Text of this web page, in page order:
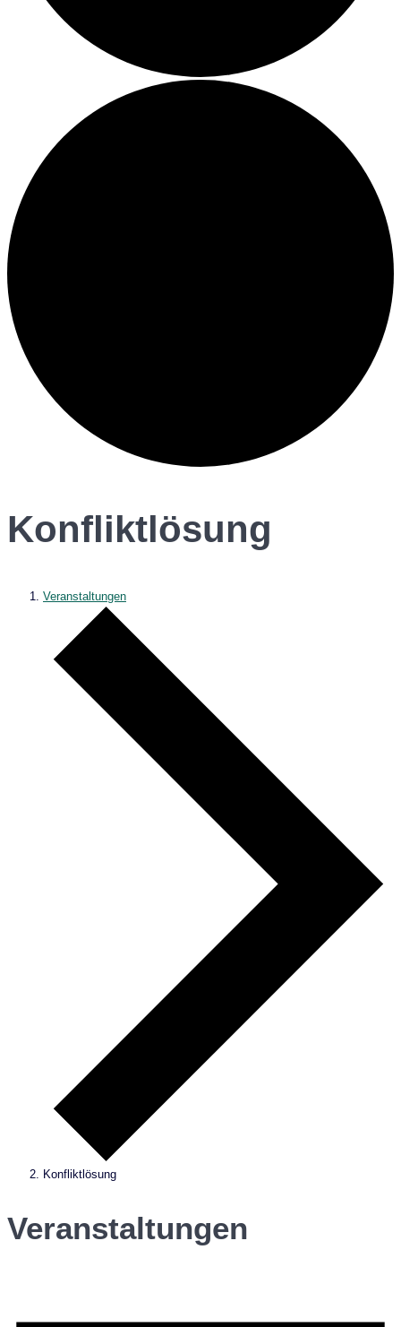
Konfliktlösung
Veranstaltungen
Konfliktlösung
Veranstaltungen